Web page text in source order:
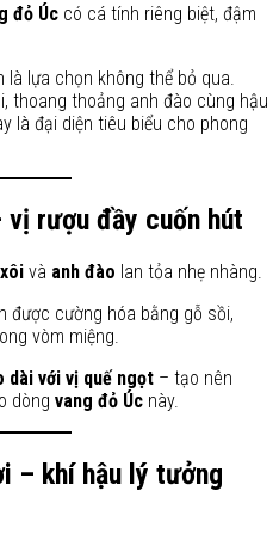
đỏ Úc có cá tính riêng biệt, đậm
là lựa chọn không thể bỏ qua.
thoang thoảng anh đào cùng hậu
là đại diện tiêu biểu cho phong
rượu đầy cuốn hút
và anh đào lan tỏa nhẹ nhàng.
được cường hóa bằng gỗ sồi,
vòm miệng.
dài với vị quế ngọt – tạo nên
dòng vang đỏ Úc này.
– khí hậu lý tưởng